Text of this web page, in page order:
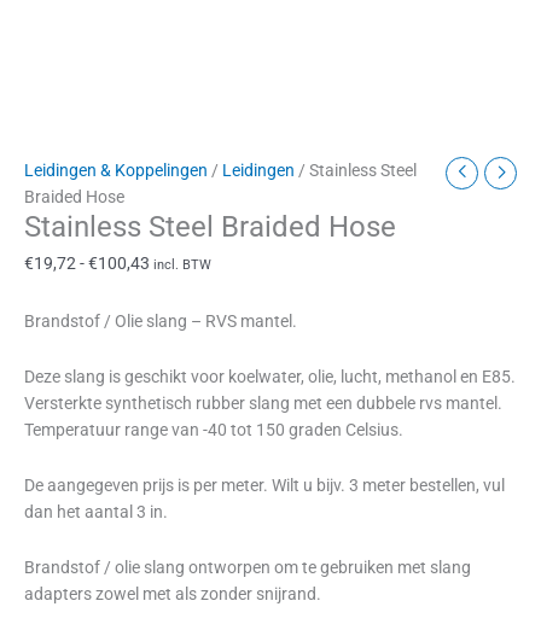
Leidingen & Koppelingen / Leidingen / Stainless Steel
Braided Hose
Stainless Steel Braided Hose
€19,72 -€100,43 incl. BTW
Brandstof / Olie slang – RVS mantel.
Deze slang is geschikt voor koelwater, olie, lucht, methanol en E85.
Versterkte synthetisch rubber slang met een dubbele rvs mantel.
Temperatuur range van -40 tot 150 graden Celsius.
De aangegeven prijs is per meter. Wilt u bijv. 3 meter bestellen, vul
dan het aantal 3 in.
Brandstof / olie slang ontworpen om te gebruiken met slang
adapters zowel met als zonder snijrand.